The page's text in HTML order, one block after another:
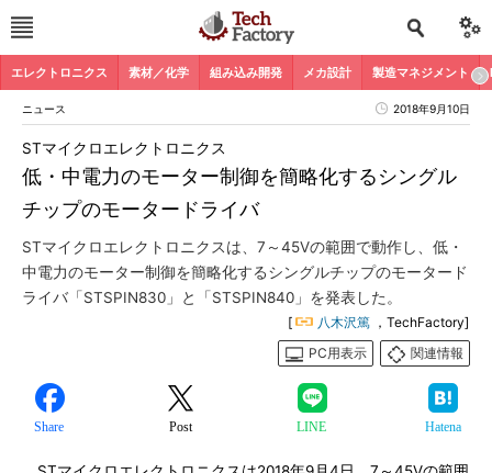
エレクトロニクス 素材／化学 組み込み開発 メカ設計 製造マネジメント
ニュース 2018年9月10日
低・中電力のモーター制御を簡略化するシングル
チップのモータードライバ
STマイクロエレクトロニクス
STマイクロエレクトロニクスは、7～45Vの範囲で動作し、低・
中電力のモーター制御を簡略化するシングルチップのモータード
ライバ「STSPIN830」と「STSPIN840」を発表した。
[ 八木沢篤 ，TechFactory]
PC用表示
関連情報
Share Post LINE Hatena